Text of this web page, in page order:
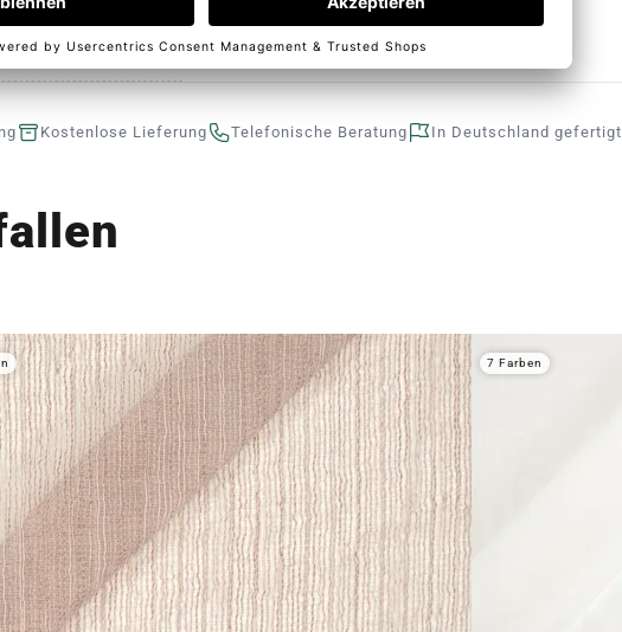
Kostenlose Lieferung Telefonische Beratung In Deutschland gefertigt
7 Farben